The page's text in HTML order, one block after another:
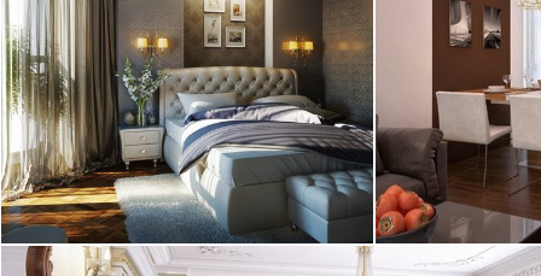
Интерьер квартиры в ЖК Новая
династия в классическом стиле.
Дизайн спальни выполнен в ...
квартира, 110 м2
10.06.2013
квартира, 60 м
10.06.2013